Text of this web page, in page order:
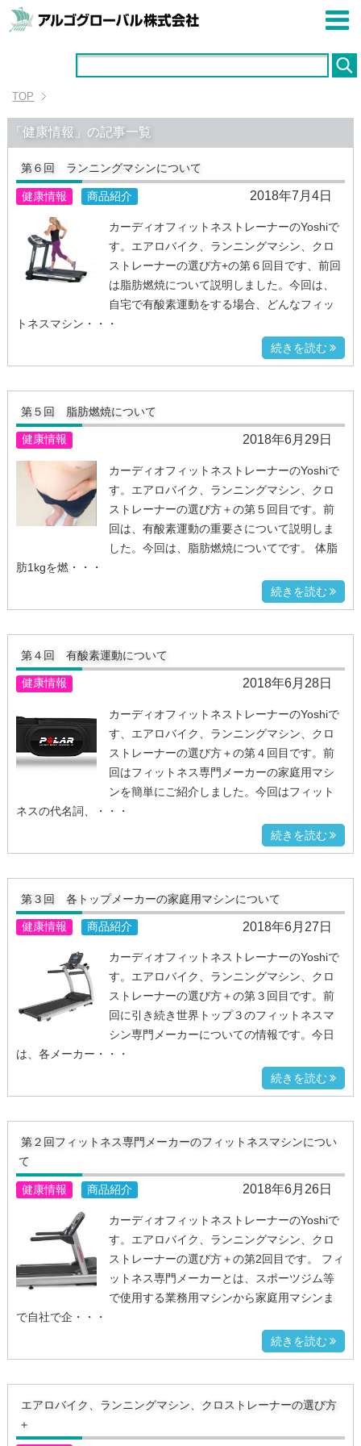
TOP
「健康情報」の記事一覧
第６回 ランニングマシンについて
健康情報 商品紹介 2018年7月4日
カーディオフィットネストレーナーのYoshiで
す。エアロバイク、ランニングマシン、クロ
ストレーナーの選び方+の第６回目です、前回
は脂肪燃焼について説明しました。今回は、
自宅で有酸素運動をする場合、どんなフィッ
トネスマシン・・・
続きを読む
第５回 脂肪燃焼について
健康情報 2018年6月29日
カーディオフィットネストレーナーのYoshiで
す。エアロバイク、ランニングマシン、クロ
ストレーナーの選び方＋の第５回目です。前
回は、有酸素運動の重要さについて説明しま
した。今回は、脂肪燃焼についてです。 体脂
肪1kgを燃・・・
続きを読む
第４回 有酸素運動について
健康情報 2018年6月28日
カーディオフィットネストレーナーのYoshiで
す、エアロバイク、ランニングマシン、クロ
ストレーナーの選び方＋の第４回目です。前
回はフィットネス専門メーカーの家庭用マシ
ンを簡単にご紹介しました。今回はフィット
ネスの代名詞、・・・
続きを読む
第３回 各トップメーカーの家庭用マシンについて
健康情報 商品紹介 2018年6月27日
カーディオフィットネストレーナーのYoshiで
す。エアロバイク、ランニングマシン、クロ
ストレーナーの選び方＋の第３回目です。前
回に引き続き世界トップ３のフィットネスマ
シン専門メーカーについての情報です。今日
は、各メーカー・・・
続きを読む
第２回フィットネス専門メーカーのフィットネスマシンについ
て
健康情報 商品紹介 2018年6月26日
カーディオフィットネストレーナーのYoshiで
す。エアロバイク、ランニングマシン、クロ
ストレーナーの選び方＋の第2回目です。 フィ
ットネス専門メーカーとは、スポーツジム等
で使用する業務用マシンから家庭用マシンま
で自社で企・・・
続きを読む
エアロバイク、ランニングマシン、クロストレーナーの選び方
＋